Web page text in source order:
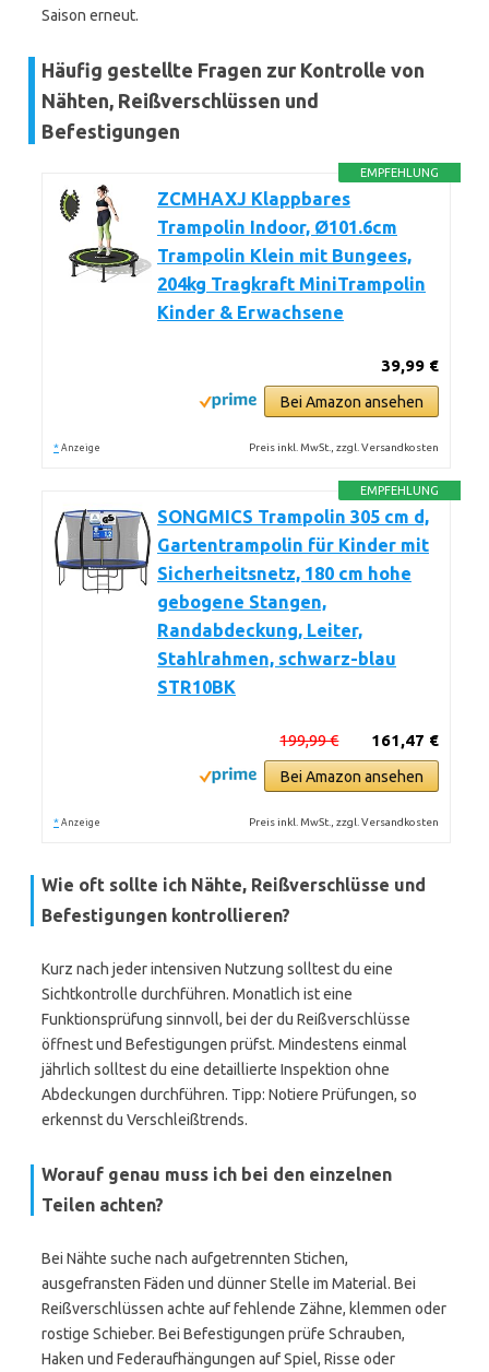
Saison erneut.
Häufig gestellte Fragen zur Kontrolle von
Nähten, Reißverschlüssen und
Befestigungen
EMPFEHLUNG
ZCMHAXJ Klappbares
Trampolin Indoor, Ø101.6cm
Trampolin Klein mit Bungees,
204kg Tragkraft MiniTrampolin
Kinder & Erwachsene
39,99 €
Bei Amazon ansehen
* Anzeige Preis inkl. MwSt., zzgl. Versandkosten
EMPFEHLUNG
SONGMICS Trampolin 305 cm d,
Gartentrampolin für Kinder mit
Sicherheitsnetz, 180 cm hohe
gebogene Stangen,
Randabdeckung, Leiter,
Stahlrahmen, schwarz-blau
STR10BK
161,47 €
199,99 €
Bei Amazon ansehen
* Anzeige Preis inkl. MwSt., zzgl. Versandkosten
Wie oft sollte ich Nähte, Reißverschlüsse und
Befestigungen kontrollieren?
Kurz nach jeder intensiven Nutzung solltest du eine
Sichtkontrolle durchführen. Monatlich ist eine
Funktionsprüfung sinnvoll, bei der du Reißverschlüsse
öffnest und Befestigungen prüfst. Mindestens einmal
jährlich solltest du eine detaillierte Inspektion ohne
Abdeckungen durchführen. Tipp: Notiere Prüfungen, so
erkennst du Verschleißtrends.
Worauf genau muss ich bei den einzelnen
Teilen achten?
Bei Nähte suche nach aufgetrennten Stichen,
ausgefransten Fäden und dünner Stelle im Material. Bei
Reißverschlüssen achte auf fehlende Zähne, klemmen oder
rostige Schieber. Bei Befestigungen prüfe Schrauben,
Haken und Federaufhängungen auf Spiel, Risse oder